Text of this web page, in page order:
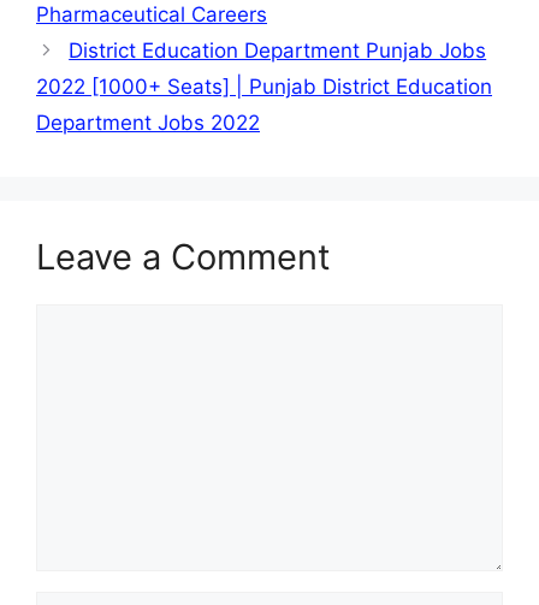
Pharmaceutical Careers
District Education Department Punjab Jobs
2022 [1000+ Seats] | Punjab District Education
Department Jobs 2022
Leave a Comment